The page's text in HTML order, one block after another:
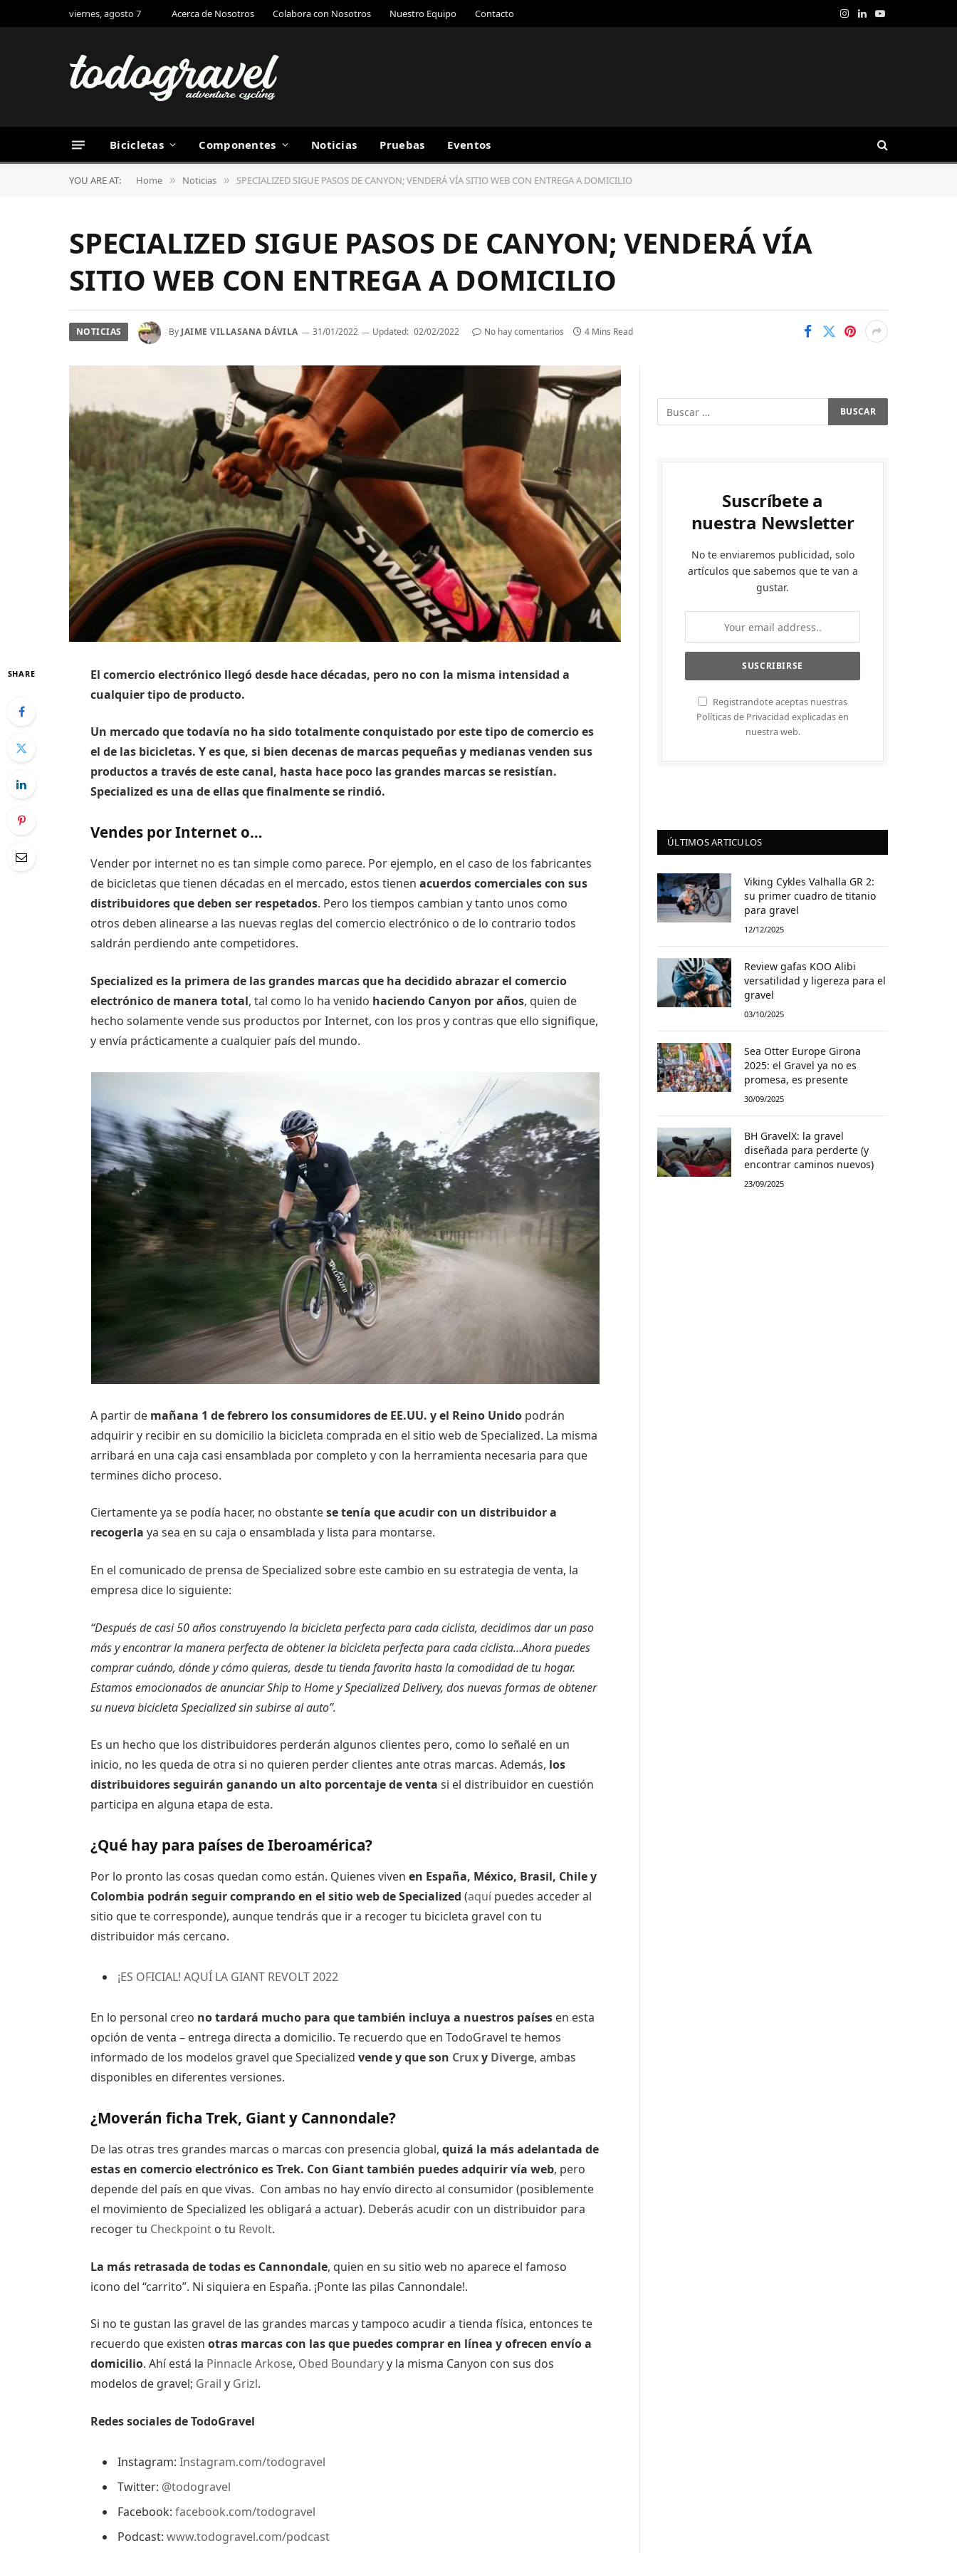
viernes, agosto 7 Acerca de Nosotros Colabora con Nosotros Nuestro Equipo Contacto Instagram
LinkedInYouTube
Bicicletas Componentes Noticias Pruebas Eventos
YOU ARE AT: Home » Noticias » SPECIALIZED SIGUE PASOS DE CANYON; VENDERÁ VÍA SITIO WEB CON ENTREGA A DOMICILIO
SPECIALIZED SIGUE PASOS DE CANYON; VENDERÁ VÍA
SITIO WEB CON ENTREGA A DOMICILIO
NOTICIAS By JAIME VILLASANA DÁVILA 31/01/2022 Updated: 02/02/2022 No hay comentarios 4 Mins Read
SHARE
El comercio electrónico llegó desde hace décadas, pero no con la misma intensidad a
cualquier tipo de producto.
Un mercado que todavía no ha sido totalmente conquistado por este tipo de comercio es
el de las bicicletas. Y es que, si bien decenas de marcas pequeñas y medianas venden sus
productos a través de este canal, hasta hace poco las grandes marcas se resistían.
Specialized es una de ellas que finalmente se rindió.
Vendes por Internet o…
Vender por internet no es tan simple como parece. Por ejemplo, en el caso de los fabricantes
de bicicletas que tienen décadas en el mercado, estos tienenacuerdos comerciales con sus
distribuidores que deben ser respetados. Pero los tiempos cambian y tanto unos como
otros deben alinearse a las nuevas reglas del comercio electrónico o de lo contrario todos
saldrán perdiendo ante competidores.
Specialized es la primera de las grandes marcas que ha decidido abrazar el comercio
electrónico de manera total, tal como lo ha venido haciendo Canyon por años, quien de
hecho solamente vende sus productos por Internet, con los pros y contras que ello signifique,
y envía prácticamente a cualquier país del mundo.
A partir de mañana 1 de febrero los consumidores de EE.UU. y el Reino Unido podrán
adquirir y recibir en su domicilio la bicicleta comprada en el sitio web de Specialized. La misma
arribará en una caja casi ensamblada por completo y con la herramienta necesaria para que
termines dicho proceso.
Ciertamente ya se podía hacer, no obstantese tenía que acudir con un distribuidor a
recogerla ya sea en su caja o ensamblada y lista para montarse.
En el comunicado de prensa de Specialized sobre este cambio en su estrategia de venta, la
empresa dice lo siguiente:
“Después de casi 50 años construyendo la bicicleta perfecta para cada ciclista, decidimos dar un paso
más y encontrar la manera perfecta de obtener la bicicleta perfecta para cada ciclista…Ahora puedes
comprar cuándo, dónde y cómo quieras, desde tu tienda favorita hasta la comodidad de tu hogar.
Estamos emocionados de anunciar Ship to Home y Specialized Delivery, dos nuevas formas de obtener
su nueva bicicleta Specialized sin subirse al auto”.
Es un hecho que los distribuidores perderán algunos clientes pero, como lo señalé en un
inicio, no les queda de otra si no quieren perder clientes ante otras marcas. Además, los
distribuidores seguirán ganando un alto porcentaje de venta si el distribuidor en cuestión
participa en alguna etapa de esta.
¿Qué hay para países de Iberoamérica?
Por lo pronto las cosas quedan como están. Quienes vivenen España, México, Brasil, Chile y
Colombia podrán seguir comprando en el sitio web de Specialized (aquí puedes acceder al
sitio que te corresponde), aunque tendrás que ir a recoger tu bicicleta gravel con tu
distribuidor más cercano.
¡ES OFICIAL! AQUÍ LA GIANT REVOLT 2022
En lo personal creo no tardará mucho para que también incluya a nuestros países en esta
opción de venta – entrega directa a domicilio. Te recuerdo que en TodoGravel te hemos
informado de los modelos gravel que Specializedvende y que son Cruxy Diverge, ambas
disponibles en diferentes versiones.
¿Moverán ficha Trek, Giant y Cannondale?
De las otras tres grandes marcas o marcas con presencia global,quizá la más adelantada de
estas en comercio electrónico es Trek. Con Giant también puedes adquirir vía web, pero
depende del país en que vivas. Con ambas no hay envío directo al consumidor (posiblemente
el movimiento de Specialized les obligará a actuar). Deberás acudir con un distribuidor para
recoger tu Checkpoint o tu Revolt.
La más retrasada de todas es Cannondale, quien en su sitio web no aparece el famoso
icono del “carrito”. Ni siquiera en España. ¡Ponte las pilas Cannondale!.
Si no te gustan las gravel de las grandes marcas y tampoco acudir a tienda física, entonces te
recuerdo que existenotras marcas con las que puedes comprar en línea y ofrecen envío a
domicilio. Ahí está la Pinnacle Arkose, Obed Boundaryy la misma Canyon con sus dos
modelos de gravel; Grail y Grizl.
Redes sociales de TodoGravel
Instagram:Instagram.com/todogravel
Twitter: @todogravel
Facebook:facebook.com/todogravel
Podcast:www.todogravel.com/podcast
Suscríbete a
nuestra Newsletter
No te enviaremos publicidad, solo
artículos que sabemos que te van a
gustar.
Registrandote aceptas nuestras
Políticas de Privacidad explicadas en
nuestra web.
ÚLTIMOS ARTICULOS
Viking Cykles Valhalla GR 2:
su primer cuadro de titanio
para gravel
12/12/2025
Review gafas KOO Alibi
versatilidad y ligereza para el
gravel
03/10/2025
Sea Otter Europe Girona
2025: el Gravel ya no es
promesa, es presente
30/09/2025
BH GravelX: la gravel
diseñada para perderte (y
encontrar caminos nuevos)
23/09/2025